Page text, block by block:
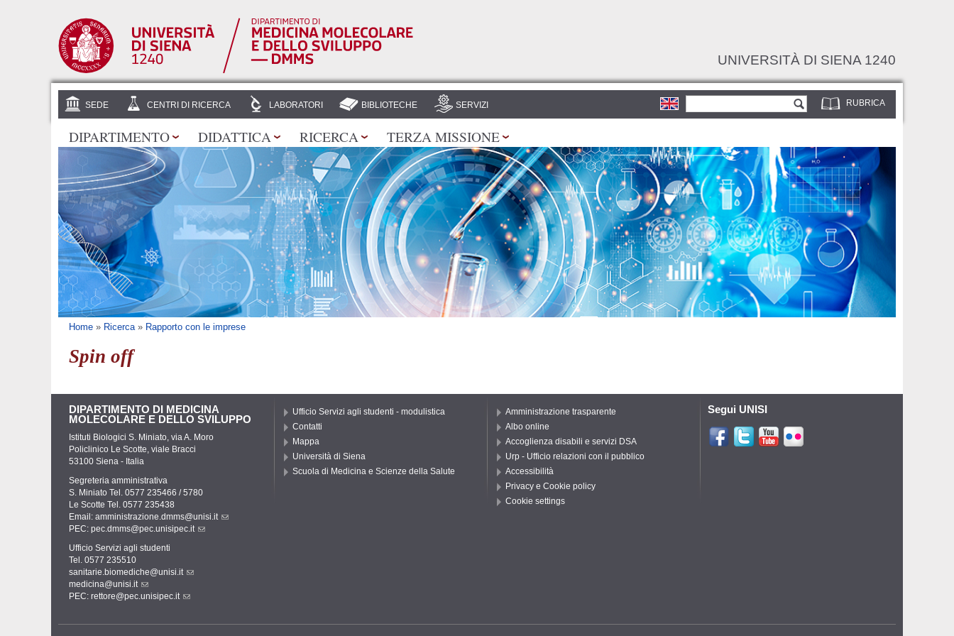
UNIVERSITÀ DI SIENA 1240
RUBRICA
Form di ricerca
SEDE CENTRI DI RICERCA LABORATORI BIBLIOTECHE SERVIZI
DIPARTIMENTO DIDATTICA RICERCA TERZA MISSIONE
Tu sei qui
Home » Ricerca» Rapporto con le imprese
Spin off
DIPARTIMENTO DI MEDICINA
MOLECOLARE E DELLO SVILUPPO
Istituti Biologici S. Miniato, via A. Moro
Policlinico Le Scotte, viale Bracci
53100 Siena - Italia
Segreteria amministrativa
S. Miniato Tel. 0577 235466 / 5780
Le Scotte Tel. 0577 235438
Email: amministrazione.dmms@unisi.it
PEC: pec.dmms@pec.unisipec.it
Ufficio Servizi agli studenti
Tel. 0577 235510
sanitarie.biomediche@unisi.it
medicina@unisi.it
PEC: rettore@pec.unisipec.it
Ufficio Servizi agli studenti - modulistica
Contatti
Mappa
Università di Siena
Scuola di Medicina e Scienze della Salute
Amministrazione trasparente
Albo online
Accoglienza disabili e servizi DSA
Urp - Ufficio relazioni con il pubblico
Accessibilità
Privacy e Cookie policy
Cookie settings
Segui UNISI